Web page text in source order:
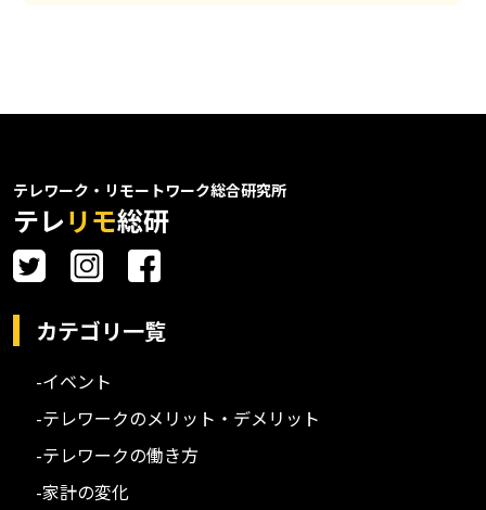
テレワーク・リモートワーク総合研究所
テレリモ総研
カテゴリ一覧
-イベント
-テレワークのメリット・デメリット
-テレワークの働き方
-家計の変化